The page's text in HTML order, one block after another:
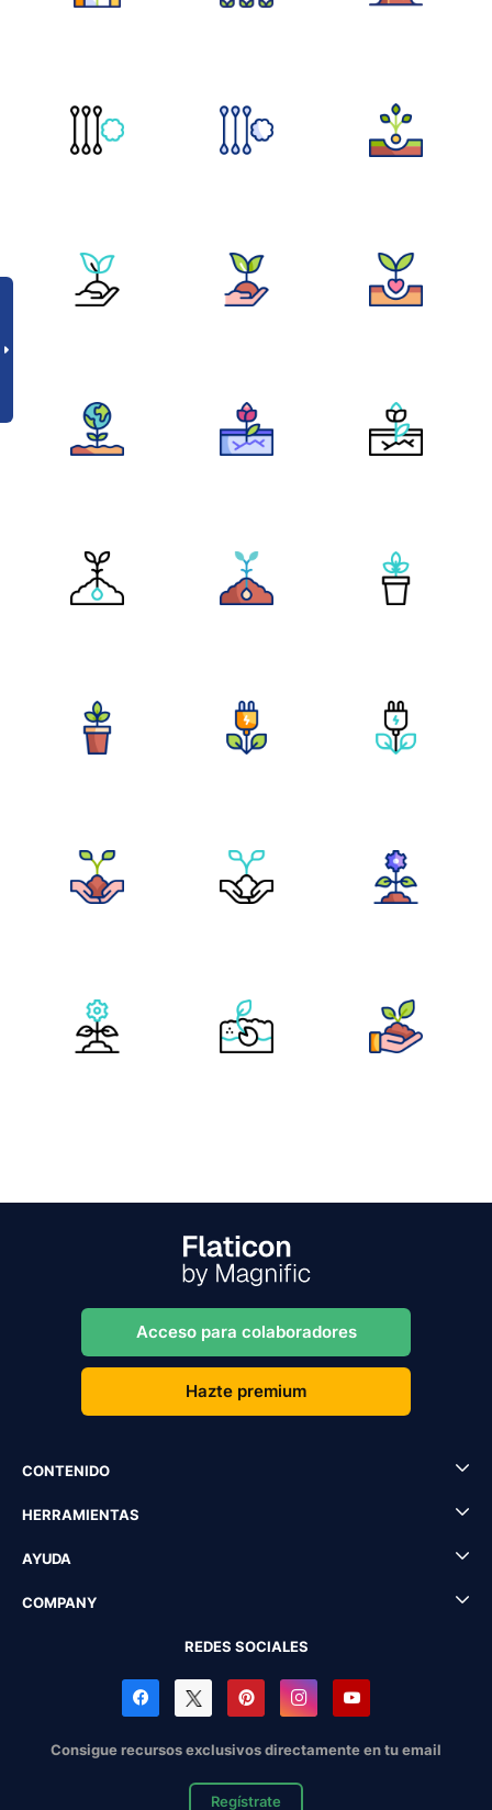
Acceso para colaboradores
Hazte premium
CONTENIDO
HERRAMIENTAS
AYUDA
COMPANY
REDES SOCIALES
Consigue recursos exclusivos directamente en tu email
Regístrate